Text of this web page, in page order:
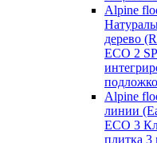
Alpine
дерево
ECO 2
Alpine
линии
ECO 3
плитка